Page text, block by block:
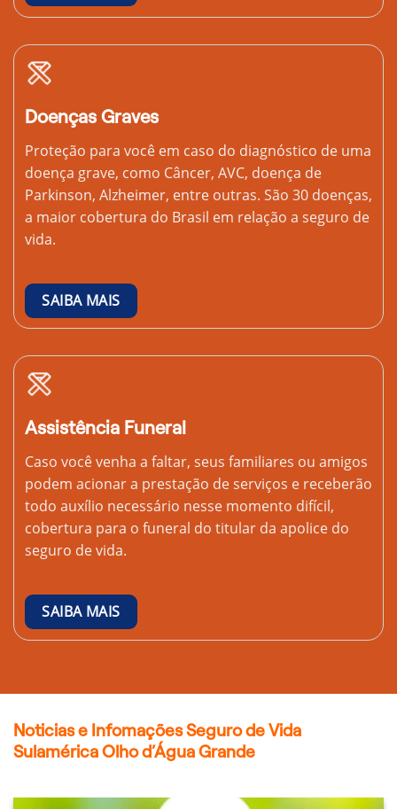
Doenças Graves
Proteção para você em caso do diagnóstico de uma
doença grave, como Câncer, AVC, doença de
Parkinson, Alzheimer, entre outras. São 30 doenças,
a maior cobertura do Brasil em relação a seguro de
vida.
SAIBA MAIS
Assistência Funeral
Caso você venha a faltar, seus familiares ou amigos
podem acionar a prestação de serviços e receberão
todo auxílio necessário nesse momento difícil,
cobertura para o funeral do titular da apolice do
seguro de vida.
SAIBA MAIS
Noticias e Infomações Seguro de Vida
Sulamérica Olho d’Água Grande